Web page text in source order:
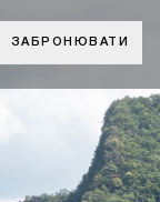
ЗАБРОНЮВАТИ